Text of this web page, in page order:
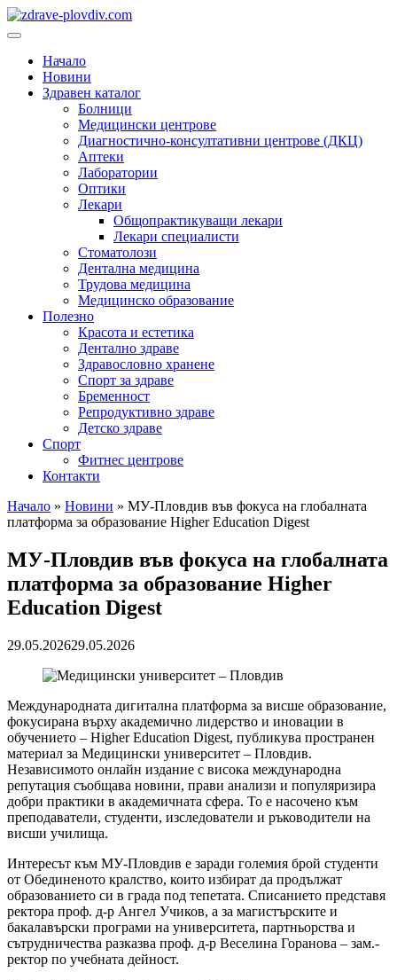
Преминете
към
Основно
Начало
Новини
Здравен каталог
Болници
Медицински центрове
Диагностично-консултативни центрове (ДКЦ)
Аптеки
Лаборатории
Оптики
Лекари
Общопрактикуващи лекари
Лекари специалисти
Стоматолози
Дентална медицина
Трудова медицина
Медицинско образование
Полезно
Красота и естетика
Дентално здраве
Здравословно хранене
Спорт за здраве
Бременност
Репродуктивно здраве
Детско здраве
Спорт
Фитнес центрове
Контакти
Начало » Новини » МУ-Пловдив във фокуса на глобалната
платформа за образование Higher Education Digest
МУ-Пловдив във фокуса на глобалната
платформа за образование Higher
Education Digest
29.05.202629.05.2026
Международната дигитална платформа за висше образование,
фокусирана върху академично лидерство и иновации в
обучението – Higher Education Digest, публикува пространен
материал за Медицински университет – Пловдив.
Независимото онлайн издание с висока международна
репутация съобщава новини, прави анализи и популяризира
добри практики в академичната сфера. То е насочено към
преподаватели, студенти, изследователи и ръководители на
висши училища.
Интересът към МУ-Пловдив е заради големия брой студенти
от Обединеното кралство, които избират да продължат
образованието си в града под тепетата. Списанието представя
ректора проф. д-р Ангел Учиков, а за магистърските и
бакалавърски програми на университета, партньорства и
сътрудничества разказва проф. д-р Веселина Горанова – зам.-
ректор по учебната дейност.